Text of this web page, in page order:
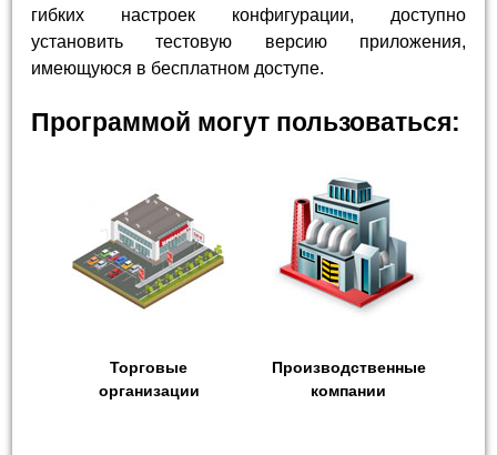
гибких настроек конфигурации, доступно
установить тестовую версию приложения,
имеющуюся в бесплатном доступе.
Программой могут пользоваться:
Торговые
организации
Производственные
компании